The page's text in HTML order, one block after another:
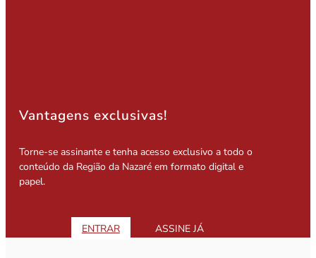
Vantagens exclusivas!
Torne-se assinante e tenha acesso exclusivo a todo o
conteúdo da Região da Nazaré em formato digital e
papel.
ENTRAR ASSINE JÁ